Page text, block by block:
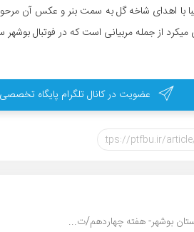
با اهدای شاخه گل به سمت بنر و عکس آن
از جمله مربیانی است که در فوتبال بوشهر
عضویت در کانال تلگرام پایگاه تخصصی
بوشهر- هفته چهاردهم/ت...